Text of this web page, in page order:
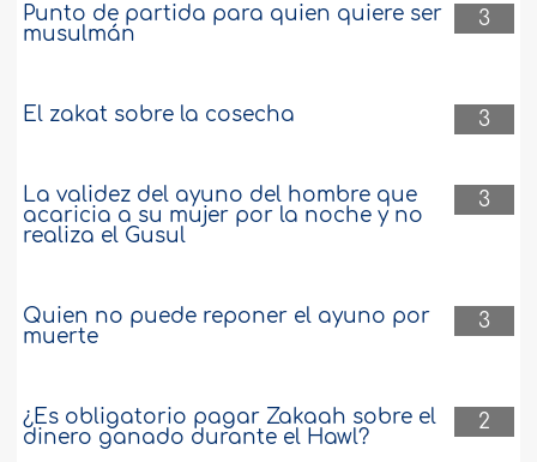
3
Punto de partida para quien quiere ser
musulmán
3
El zakat sobre la cosecha
3
La validez del ayuno del hombre que
acaricia a su mujer por la noche y no
realiza el Gusul
3
Quien no puede reponer el ayuno por
muerte
2
¿Es obligatorio pagar Zakaah sobre el
dinero ganado durante el Hawl?